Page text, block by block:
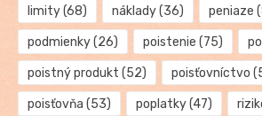
limity(68) náklady(36) peniaze
podmienky(26) poistenie (75)
poistný produkt (52) poisťovníctvo
poisťovňa (53) poplatky(47)